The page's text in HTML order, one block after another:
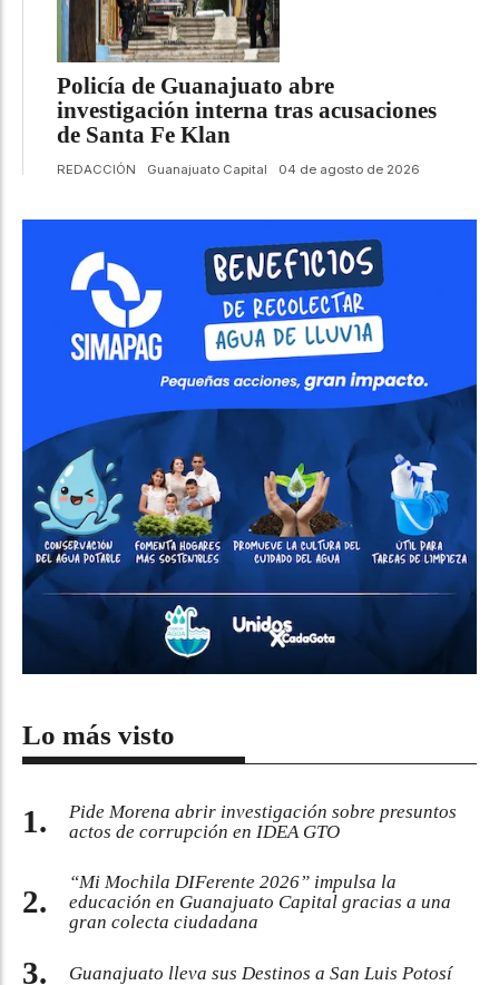
Policía de Guanajuato abre
investigación interna tras acusaciones
de Santa Fe Klan
REDACCIÓN Guanajuato Capital 04 de agosto de 2026
Lo más visto
Pide Morena abrir investigación sobre presuntos
actos de corrupción en IDEA GTO
“Mi Mochila DIFerente 2026” impulsa la
educación en Guanajuato Capital gracias a una
gran colecta ciudadana
Guanajuato lleva sus Destinos a San Luis Potosí